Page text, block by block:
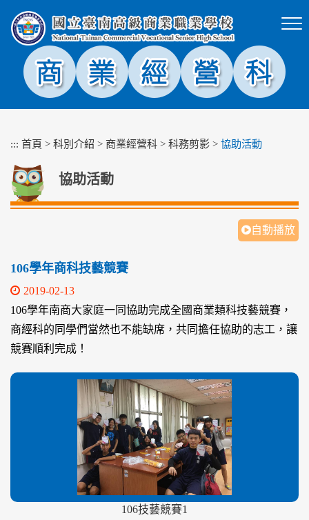
塊
::: 首頁 > 科別介紹 > 商業經營科 > 科務剪影 > 協助活動
協助活動
自動播放
106學年商科技藝競賽
2019-02-13
106學年南商大家庭一同協助完成全國商業類科技藝競賽，
商經科的同學們當然也不能缺席，共同擔任協助的志工，讓
競賽順利完成！
106技藝競賽1